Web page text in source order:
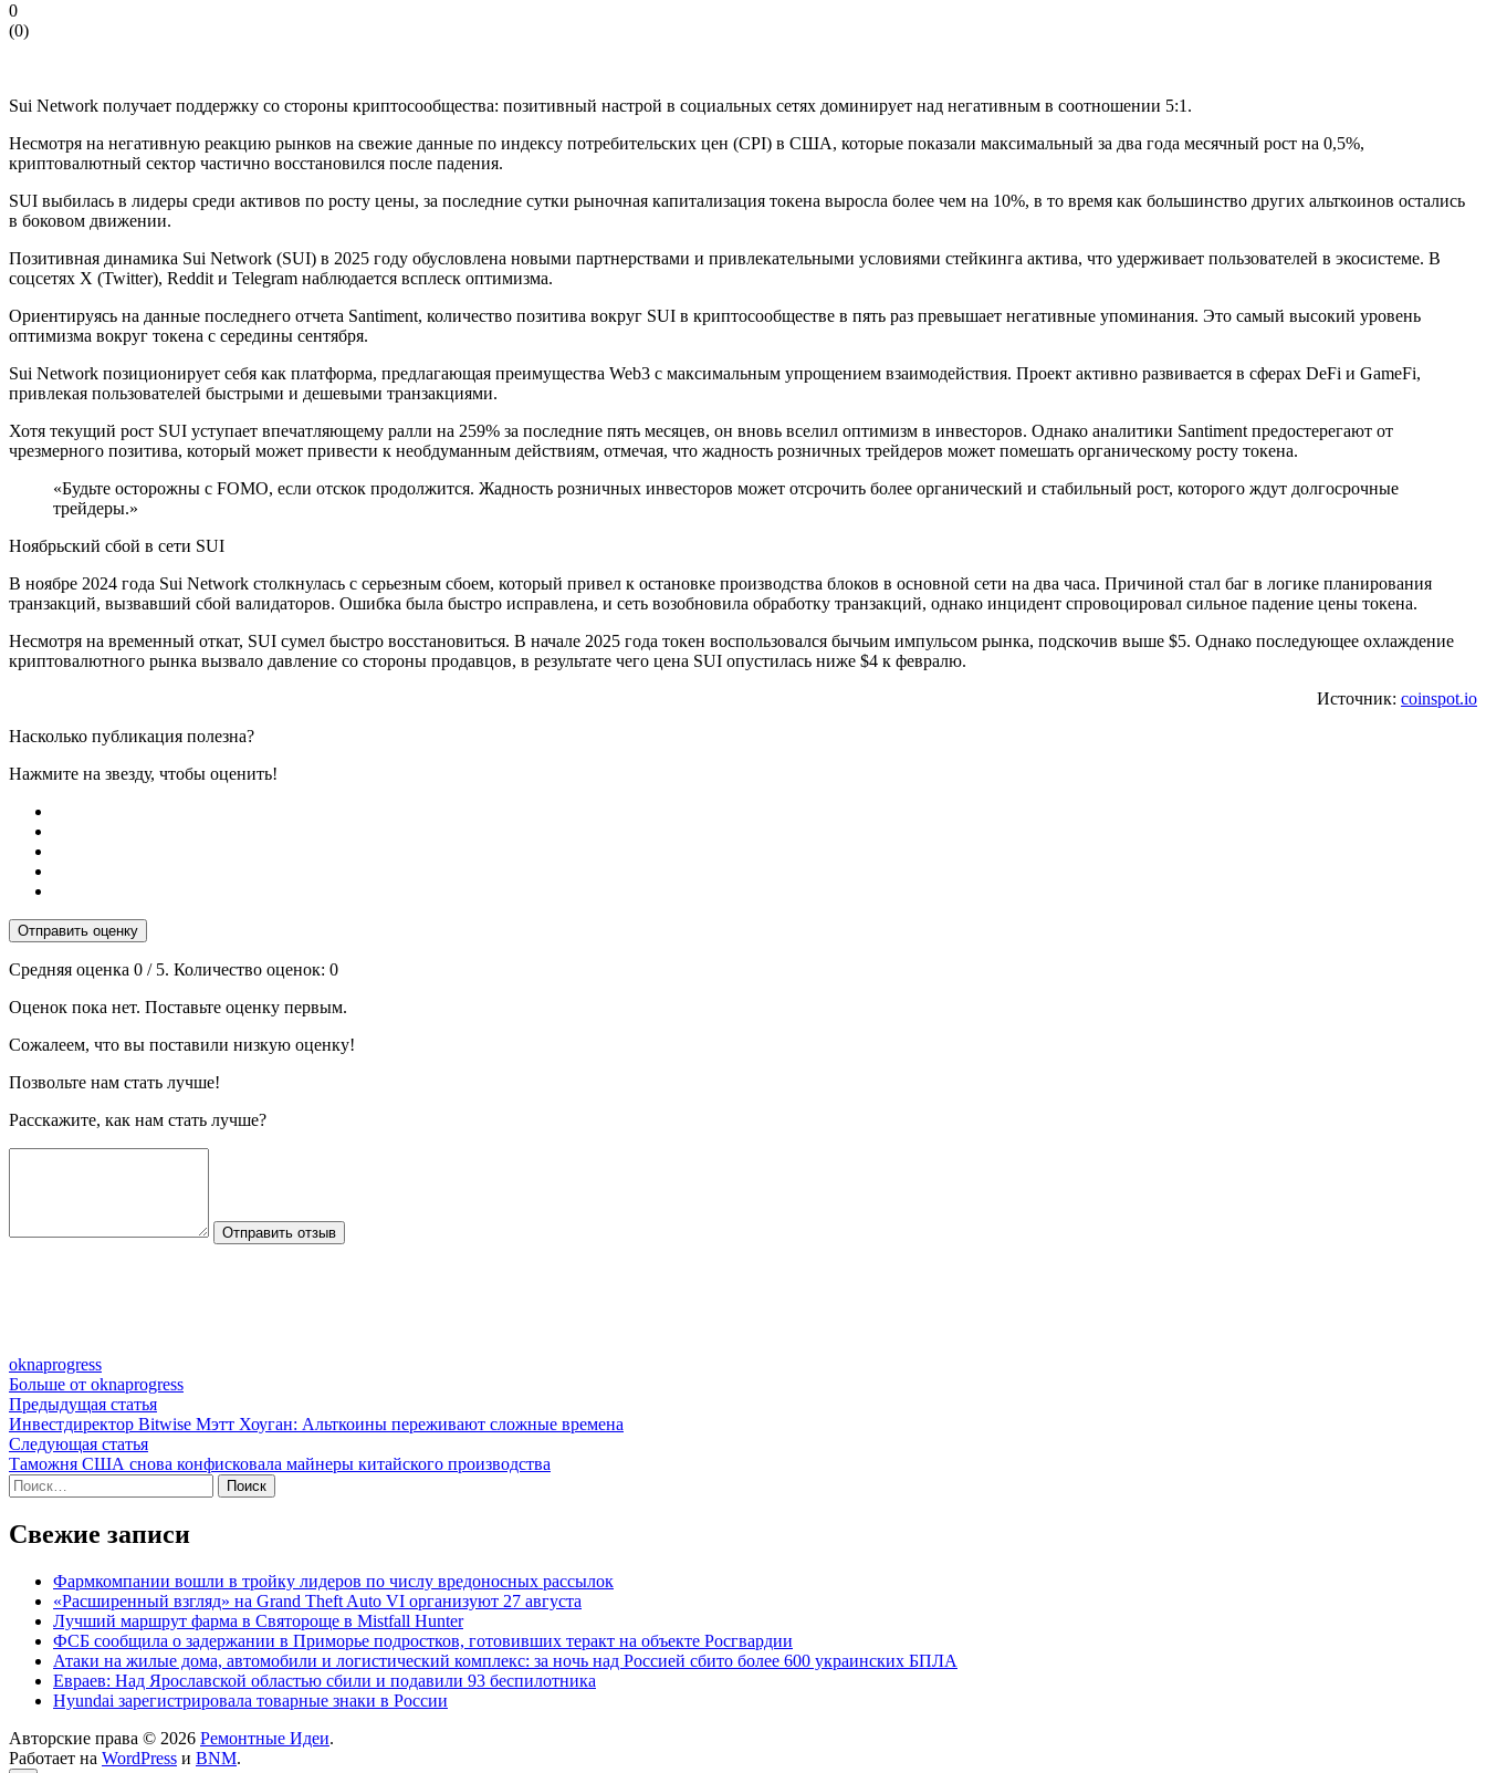
0
(0)
Sui Network получает поддержку со стороны криптосообщества: позитивный настрой в социальных сетях доминирует над негативным в соотношении 5:1.
Несмотря на негативную реакцию рынков на свежие данные по индексу потребительских цен (CPI) в США, которые показали максимальный за два года месячный рост на 0,5%,
криптовалютный сектор частично восстановился после падения.
SUI выбилась в лидеры среди активов по росту цены, за последние сутки рыночная капитализация токена выросла более чем на 10%, в то время как большинство других альткоинов остались
в боковом движении.
Позитивная динамика Sui Network (SUI) в 2025 году обусловлена новыми партнерствами и привлекательными условиями стейкинга актива, что удерживает пользователей в экосистеме. В
соцсетях X (Twitter), Reddit и Telegram наблюдается всплеск оптимизма.
Ориентируясь на данные последнего отчета Santiment, количество позитива вокруг SUI в криптосообществе в пять раз превышает негативные упоминания. Это самый высокий уровень
оптимизма вокруг токена с середины сентября.
Sui Network позиционирует себя как платформа, предлагающая преимущества Web3 с максимальным упрощением взаимодействия. Проект активно развивается в сферах DeFi и GameFi,
привлекая пользователей быстрыми и дешевыми транзакциями.
Хотя текущий рост SUI уступает впечатляющему ралли на 259% за последние пять месяцев, он вновь вселил оптимизм в инвесторов. Однако аналитики Santiment предостерегают от
чрезмерного позитива, который может привести к необдуманным действиям, отмечая, что жадность розничных трейдеров может помешать органическому росту токена.
«Будьте осторожны с FOMO, если отскок продолжится. Жадность розничных инвесторов может отсрочить более органический и стабильный рост, которого ждут долгосрочные
трейдеры.»
Ноябрьский сбой в сети SUI
В ноябре 2024 года Sui Network столкнулась с серьезным сбоем, который привел к остановке производства блоков в основной сети на два часа. Причиной стал баг в логике планирования
транзакций, вызвавший сбой валидаторов. Ошибка была быстро исправлена, и сеть возобновила обработку транзакций, однако инцидент спровоцировал сильное падение цены токена.
Несмотря на временный откат, SUI сумел быстро восстановиться. В начале 2025 года токен воспользовался бычьим импульсом рынка, подскочив выше $5. Однако последующее охлаждение
криптовалютного рынка вызвало давление со стороны продавцов, в результате чего цена SUI опустилась ниже $4 к февралю.
Источник: coinspot.io
Насколько публикация полезна?
Нажмите на звезду, чтобы оценить!
Отправить оценку
Средняя оценка 0 / 5. Количество оценок: 0
Оценок пока нет. Поставьте оценку первым.
Сожалеем, что вы поставили низкую оценку!
Позвольте нам стать лучше!
Расскажите, как нам стать лучше?
Отправить отзыв
oknaprogress
Больше от oknaprogress
Навигация
по
записям
Предыдущая статьяПредыдущая
статья:
Инвестдиректор Bitwise Мэтт Хоуган: Альткоины переживают сложные времена
Следующая статьяСледующая
статья:
Таможня США снова конфисковала майнеры китайского производства
Найти:
Свежие записи
Фармкомпании вошли в тройку лидеров по числу вредоносных рассылок
«Расширенный взгляд» на Grand Theft Auto VI организуют 27 августа
Лучший маршрут фарма в Святороще в Mistfall Hunter
ФСБ сообщила о задержании в Приморье подростков, готовивших теракт на объекте Росгвардии
Атаки на жилые дома, автомобили и логистический комплекс: за ночь над Россией сбито более 600 украинских БПЛА
Евраев: Над Ярославской областью сбили и подавили 93 беспилотника
Hyundai зарегистрировала товарные знаки в России
Авторские права © 2026 Ремонтные Идеи.
Работает на WordPress и BNM.